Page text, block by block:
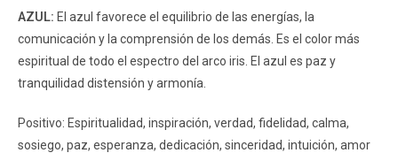
AZUL: El azul favorece el equilibrio de las energías, la
comunicación y la comprensión de los demás. Es el color más
espiritual de todo el espectro del arco iris. El azul es paz y
tranquilidad distensión y armonía.
Positivo: Espiritualidad, inspiración, verdad, fidelidad, calma,
sosiego, paz, esperanza, dedicación, sinceridad, intuición, amor